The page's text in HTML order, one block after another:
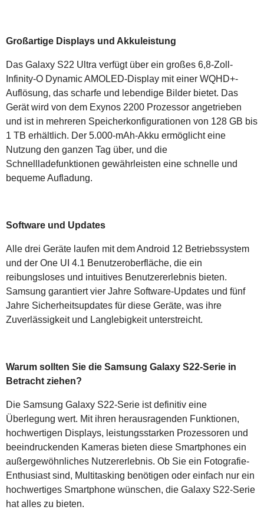
Großartige Displays und Akkuleistung
Das Galaxy S22 Ultra verfügt über ein großes 6,8-Zoll-
Infinity-O Dynamic AMOLED-Display mit einer WQHD+-
Auflösung, das scharfe und lebendige Bilder bietet. Das
Gerät wird von dem Exynos 2200 Prozessor angetrieben
und ist in mehreren Speicherkonfigurationen von 128 GB bis
1 TB erhältlich. Der 5.000-mAh-Akku ermöglicht eine
Nutzung den ganzen Tag über, und die
Schnellladefunktionen gewährleisten eine schnelle und
bequeme Aufladung.
Software und Updates
Alle drei Geräte laufen mit dem Android 12 Betriebssystem
und der One UI 4.1 Benutzeroberfläche, die ein
reibungsloses und intuitives Benutzererlebnis bieten.
Samsung garantiert vier Jahre Software-Updates und fünf
Jahre Sicherheitsupdates für diese Geräte, was ihre
Zuverlässigkeit und Langlebigkeit unterstreicht.
Warum sollten Sie die Samsung Galaxy S22-Serie in
Betracht ziehen?
Die Samsung Galaxy S22-Serie ist definitiv eine
Überlegung wert. Mit ihren herausragenden Funktionen,
hochwertigen Displays, leistungsstarken Prozessoren und
beeindruckenden Kameras bieten diese Smartphones ein
außergewöhnliches Nutzererlebnis. Ob Sie ein Fotografie-
Enthusiast sind, Multitasking benötigen oder einfach nur ein
hochwertiges Smartphone wünschen, die Galaxy S22-Serie
hat alles zu bieten.